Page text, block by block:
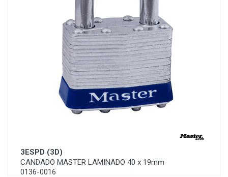
3ESPD (3D)
CANDADO MASTER LAMINADO 40 x 19mm
0136-0016